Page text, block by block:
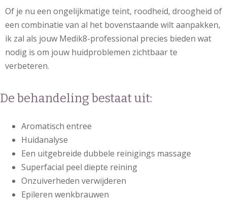
Of je nu een ongelijkmatige teint, roodheid, droogheid of
een combinatie van al het bovenstaande wilt aanpakken,
ik zal als jouw Medik8-professional precies bieden wat
nodig is om jouw huidproblemen zichtbaar te
verbeteren.
De behandeling bestaat uit:
Aromatisch entree
Huidanalyse
Een uitgebreide dubbele reinigings massage
Superfacial peel diepte reining
Onzuiverheden verwijderen
Epileren wenkbrauwen